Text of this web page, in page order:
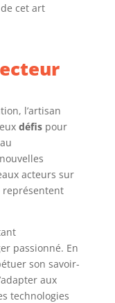
cet art
l’artisan
défispour
acteurs sur
représentent
passionné. En
son savoir-
aux
technologies